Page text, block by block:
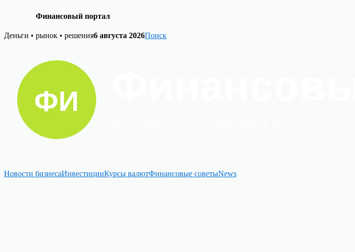
Финансовый портал
Skip
Деньги • рынок • решения6 августа 2026Поиск
Новости бизнесаИнвестицииКурсы валютФинансовые советыNews